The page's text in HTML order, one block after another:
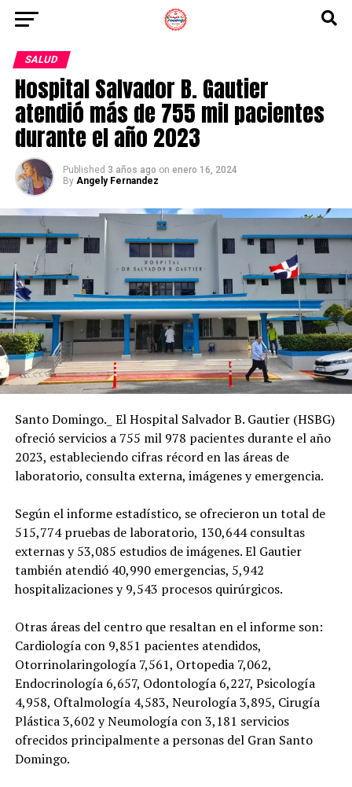
SALUD
Hospital Salvador B. Gautier
atendió más de 755 mil pacientes
durante el año 2023
Published 3 años ago on enero 16, 2024
By Angely Fernandez
Santo Domingo._ El Hospital Salvador B. Gautier (HSBG)
ofreció servicios a 755 mil 978 pacientes durante el año
2023, estableciendo cifras récord en las áreas de
laboratorio, consulta externa, imágenes y emergencia.
Según el informe estadístico, se ofrecieron un total de
515,774 pruebas de laboratorio, 130,644 consultas
externas y 53,085 estudios de imágenes. El Gautier
también atendió 40,990 emergencias, 5,942
hospitalizaciones y 9,543 procesos quirúrgicos.
Otras áreas del centro que resaltan en el informe son:
Cardiología con 9,851 pacientes atendidos,
Otorrinolaringología 7,561, Ortopedia 7,062,
Endocrinología 6,657, Odontología 6,227, Psicología
4,958, Oftalmología 4,583, Neurología 3,895, Cirugía
Plástica 3,602 y Neumología con 3,181 servicios
ofrecidos principalmente a personas del Gran Santo
Domingo.